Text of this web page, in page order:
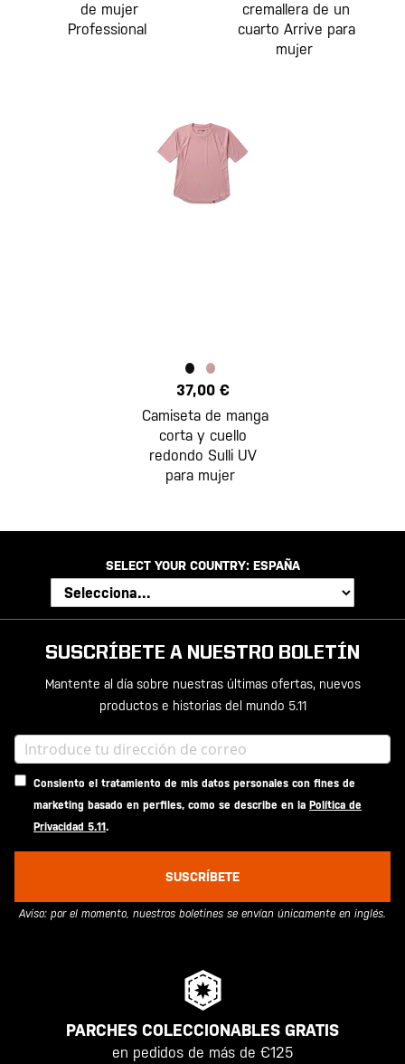
de mujer
Professional
cremallera de un
cuarto Arrive para
mujer
37,00 €
Camiseta de manga
corta y cuello
redondo Sulli UV
para mujer
SELECT YOUR COUNTRY: ESPAÑA
SUSCRÍBETE A NUESTRO BOLETÍN
Mantente al día sobre nuestras últimas ofertas, nuevos
productos e historias del mundo 5.11
Consiento el tratamiento de mis datos personales con fines de
marketing basado en perfiles, como se describe en la Política de
Privacidad 5.11.
SUSCRÍBETE
Aviso: por el momento, nuestros boletines se envían únicamente en inglés.
PARCHES COLECCIONABLES GRATIS
en pedidos de más de €125